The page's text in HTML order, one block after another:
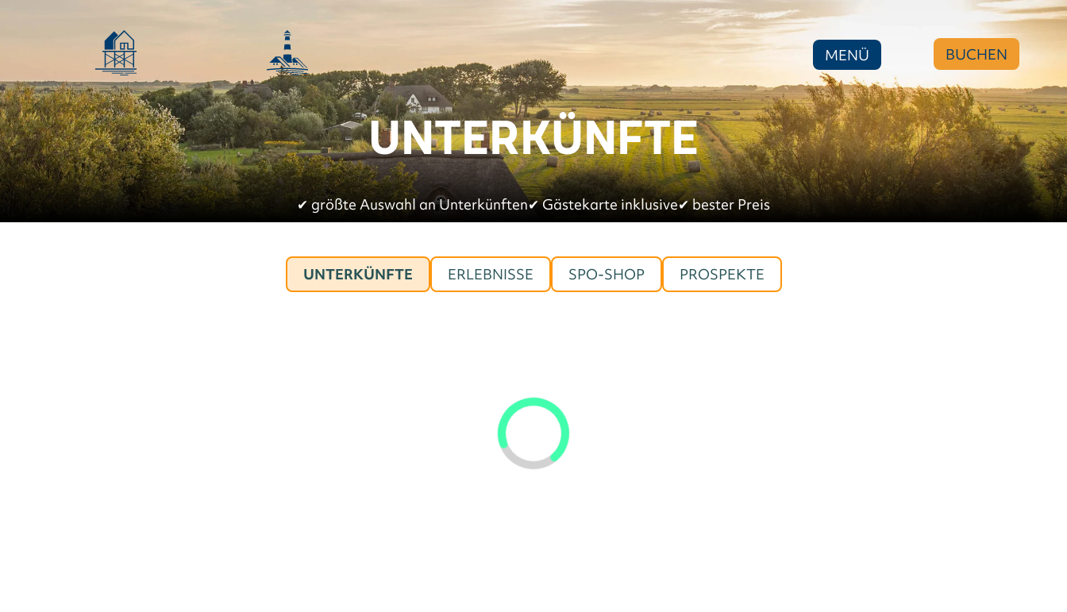
MENÜ BUCHEN
UNTERKÜNFTE
✔︎ größte Auswahl an Unterkünften✔︎Gästekarte inklusive✔︎bester Preis
UNTERKÜNFTE ERLEBNISSE SPO-SHOP PROSPEKTE